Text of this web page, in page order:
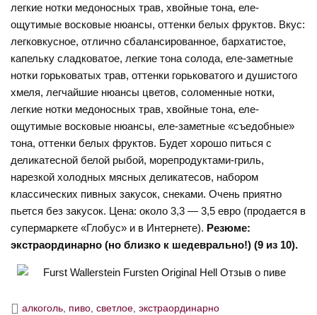
легкие нотки медоносных трав, хвойные тона, еле-
ощутимые восковые нюансы, оттенки белых фруктов. Вкус:
легковкусное, отлично сбалансированное, бархатистое,
капельку сладковатое, легкие тона солода, еле-заметные
нотки горьковатых трав, оттенки горьковатого и душистого
хмеля, легчайшие нюансы цветов, соломенные нотки,
легкие нотки медоносных трав, хвойные тона, еле-
ощутимые восковые нюансы, еле-заметные «съедобные»
тона, оттенки белых фруктов. Будет хорошо питься с
деликатесной белой рыбой, морепродуктами-гриль,
нарезкой холодных мясных деликатесов, набором
классических пивных закусок, снеками. Очень приятно
пьется без закусок. Цена: около 3,3 — 3,5 евро (продается в
супермаркете «Глобус» и в Интернете). Резюме:
экстраординарно (но близко к шедеврально!) (9 из 10).
алкоголь пиво ,светлое ,экстраординарно